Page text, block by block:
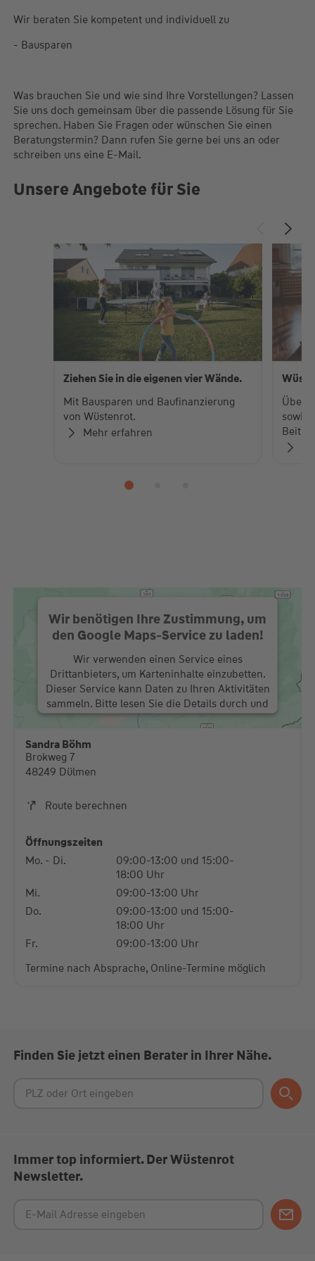
Wir beraten Sie kompetent und individuell zu
- Bausparen
Was brauchen Sie und wie sind Ihre Vorstellungen? Lassen
Sie uns doch gemeinsam über die passende Lösung für Sie
sprechen. Haben Sie Fragen oder wünschen Sie einen
Beratungstermin? Dann rufen Sie gerne bei uns an oder
schreiben uns eine E-Mail.
Unsere Angebote für Sie
Ziehen Sie in die eigenen vier Wände.
Mit Bausparen und Baufinanzierung
von Wüstenrot.
Mehr erfahren
Über
sowie
Wir benötigen Ihre Zustimmung, um
den Google Maps-Service zu laden!
Wir verwenden einen Service eines
Drittanbieters, um Karteninhalte einzubetten.
Dieser Service kann Daten zu Ihren Aktivitäten
sammeln. Bitte lesen Sie die Details durch und
stimmen Sie der Nutzung des Service zu, um
diese Karte anzuzeigen.
Sandra Böhm
Brokweg 7
48249 Dülmen
Route berechnen
Öffnungszeiten
Mo. - Di.
09:00-13:00 und 15:00-
18:00 Uhr
Mi.
09:00-13:00 Uhr
Do.
09:00-13:00 und 15:00-
18:00 Uhr
Fr.
09:00-13:00 Uhr
Termine nach Absprache, Online-Termine möglich
Finden Sie jetzt einen Berater in Ihrer Nähe.
Immer top informiert. Der Wüstenrot
Newsletter.